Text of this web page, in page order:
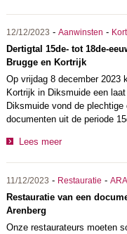
12/12/2023 - Aanwinsten -
Dertigtal 15de- tot 18de-
Brugge en Kortrijk
Op vrijdag 8 december 2023
Kortrijk in Diksmuide een
Diksmuide vond de
documenten uit de periode
Lees meer
11/12/2023 - Restauratie - ARA
Restauratie van een
Arenberg
Onze restaurateurs moeten